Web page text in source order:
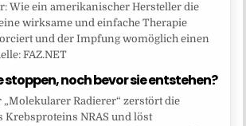
Wie ein amerikanischer Hersteller die
wirksame und einfache Therapie
und der Impfung womöglich einen
FAZ.NET
stoppen, noch bevor sie entstehen?
„Molekularer Radierer“ zerstört die
Krebsproteins NRAS und löst